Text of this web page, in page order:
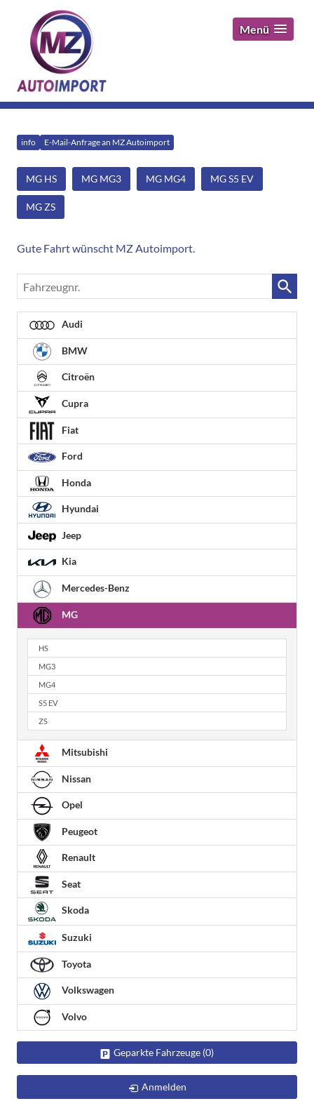
Menü
info E-Mail-Anfrage an MZ Autoimport
MG HS MG MG3 MG MG4 MG S5 EV
MG ZS
Gute Fahrt wünscht MZ Autoimport.
Fahrzeugnr.
Audi
BMW
Citroën
Cupra
Fiat
Ford
Honda
Hyundai
Jeep
Kia
Mercedes-Benz
MG
HS
MG3
MG4
S5 EV
ZS
Mitsubishi
Nissan
Opel
Peugeot
Renault
Seat
Skoda
Suzuki
Toyota
Volkswagen
Volvo
Geparkte Fahrzeuge (0)
Anmelden